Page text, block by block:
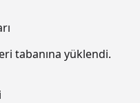
tabanına yüklendi.